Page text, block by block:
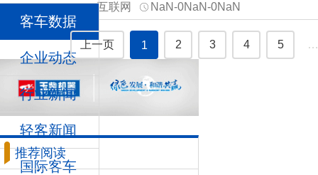
客车数据
企业动态
行业新闻
轻客新闻
国际客车
互联网 NaN-0NaN-0NaN
上一页 1 2 3 4 5 …
推荐阅读